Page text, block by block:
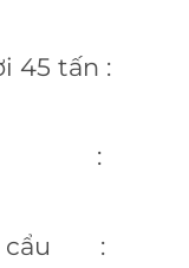
45 tấn :
:
cẩu :